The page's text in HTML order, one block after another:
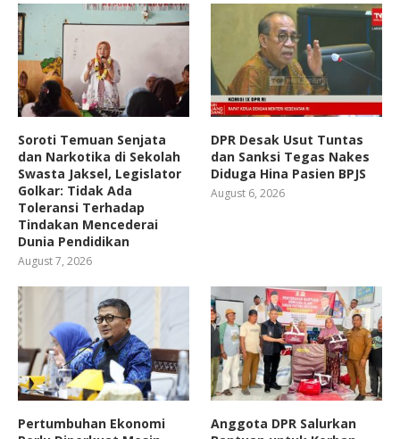
Soroti Temuan Senjata
dan Narkotika di Sekolah
Swasta Jaksel, Legislator
Golkar: Tidak Ada
Toleransi Terhadap
Tindakan Mencederai
Dunia Pendidikan
August 7, 2026
DPR Desak Usut Tuntas
dan Sanksi Tegas Nakes
Diduga Hina Pasien BPJS
August 6, 2026
Pertumbuhan Ekonomi
Anggota DPR Salurkan